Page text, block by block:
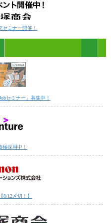
セミナー開催！
セミナー」募集中！
極採用中！
8/12〆切！】